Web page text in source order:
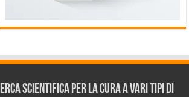
scientifica per la cura a vari tipi di